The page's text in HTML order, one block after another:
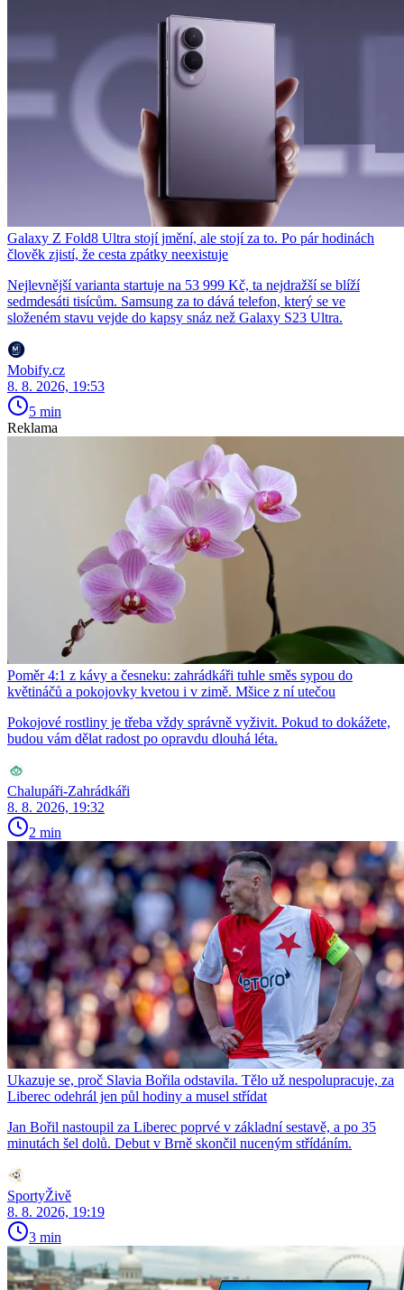
Galaxy Z Fold8 Ultra stojí jmění, ale stojí za to. Po pár hodinách
člověk zjistí, že cesta zpátky neexistuje
Nejlevnější varianta startuje na 53 999 Kč, ta nejdražší se blíží
sedmdesáti tisícům. Samsung za to dává telefon, který se ve
složeném stavu vejde do kapsy snáz než Galaxy S23 Ultra.
Mobify.cz
8. 8. 2026, 19:53
5 min
Reklama
Poměr 4:1 z kávy a česneku: zahrádkáři tuhle směs sypou do
květináčů a pokojovky kvetou i v zimě. Mšice z ní utečou
Pokojové rostliny je třeba vždy správně vyživit. Pokud to dokážete,
budou vám dělat radost po opravdu dlouhá léta.
Chalupáři-Zahrádkáři
8. 8. 2026, 19:32
2 min
Ukazuje se, proč Slavia Bořila odstavila. Tělo už nespolupracuje, za
Liberec odehrál jen půl hodiny a musel střídat
Jan Bořil nastoupil za Liberec poprvé v základní sestavě, a po 35
minutách šel dolů. Debut v Brně skončil nuceným střídáním.
SportyŽivě
8. 8. 2026, 19:19
3 min